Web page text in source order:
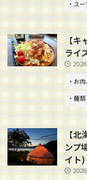
・ス
【
ライ
・お
・麺
【
ンプ
イト)